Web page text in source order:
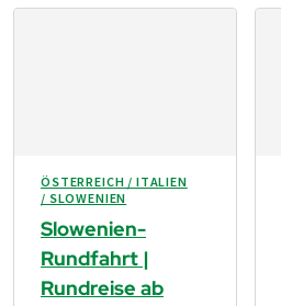
ÖSTERREICH / ITALIEN
/ SLOWENIEN
Slowenien-
Rundfahrt |
Rundreise ab